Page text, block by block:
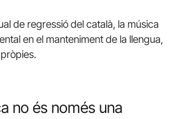
de regressió del català, la música
en el manteniment de la llengua,
no és només una